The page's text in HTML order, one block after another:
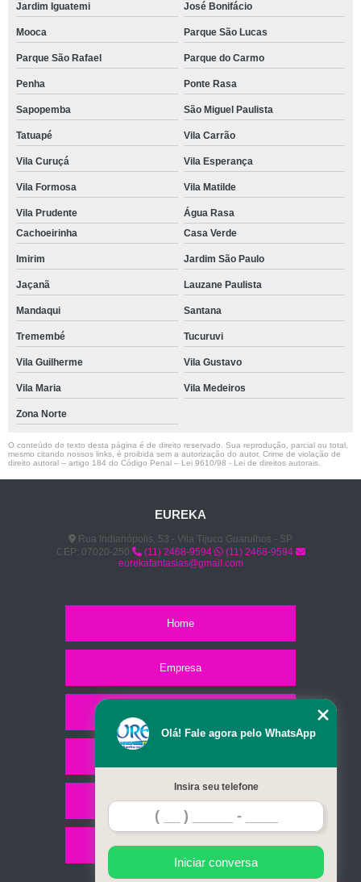
Jardim Iguatemi José Bonifácio
Mooca Parque São Lucas
Parque São Rafael Parque do Carmo
Penha Ponte Rasa
Sapopemba São Miguel Paulista
Tatuapé Vila Carrão
Vila Curuçá Vila Esperança
Vila Formosa Vila Matilde
Vila Prudente
Água Rasa
Cachoeirinha
Casa Verde
Imirim Jardim São Paulo
Jaçanã Lauzane Paulista
Mandaqui Santana
Tremembé Tucuruvi
Vila Guilherme Vila Gustavo
Vila Maria Vila Medeiros
Zona Norte
O conteúdo do texto desta página é de direito reservado. Sua reprodução, parcial ou total,
mesmo citando nossos links, é proibida sem a autorização do autor. Crime de violação de
direito autoral – artigo 184 do Código Penal – Lei 9610/98 - Lei de direitos autorais
EUREKA
Rua Indianópolis, 53 - Vila Tijuco Guarulhos - SP
CEP: 07020-250
(11) 2468-9594
(11) 2468-9594
eurekafantasias@gmail.com
Home
Empresa
Contato
Mapa do site
Olá! Fale agora pelo WhatsApp
Insira seu telefone
Iniciar conversa